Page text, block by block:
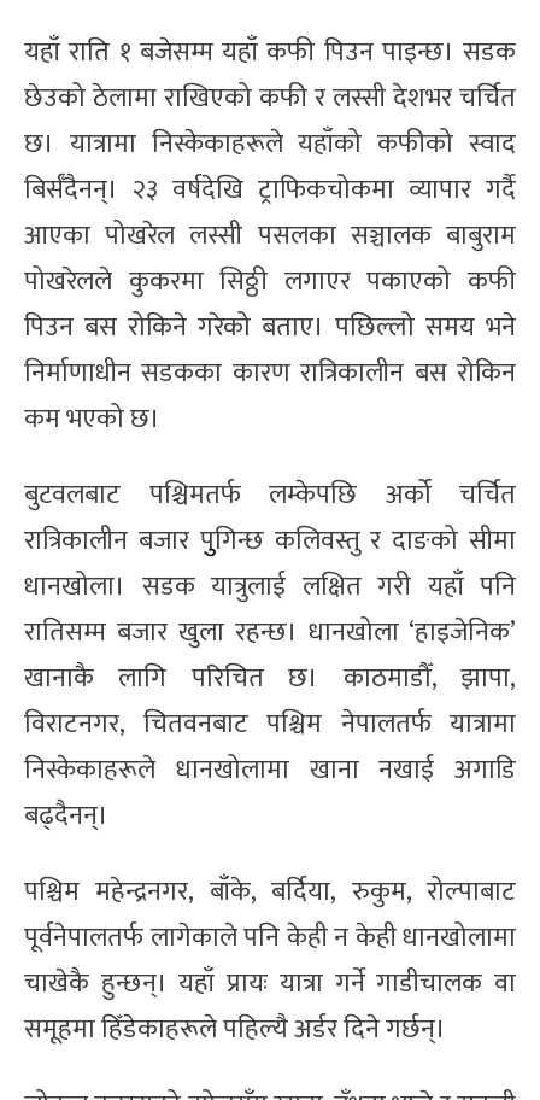
यहाँ राति १ बजेसम्म यहाँ कफी पिउन पाइन्छ। सडक
छेउको ठेलामा राखिएको कफी र लस्सी देशभर चर्चित
छ। यात्रामा निस्केकाहरूले यहाँको कफीको स्वाद
बिर्सँदैनन्। २३ वर्षदेखि ट्राफिकचोकमा व्यापार गर्दै
आएका पोखरेल लस्सी पसलका सञ्चालक बाबुराम
पोखरेलले कुकरमा सिठ्ठी लगाएर पकाएको कफी
पिउन बस रोकिने गरेको बताए। पछिल्लो समय भने
निर्माणाधीन सडकका कारण रात्रिकालीन बस रोकिन
कम भएको छ।
बुटवलबाट पश्चिमतर्फ लम्केपछि अर्को चर्चित
रात्रिकालीन बजार पुुगिन्छ कलिवस्तु र दाङको सीमा
धानखोला। सडक यात्रुलाई लक्षित गरी यहाँ पनि
रातिसम्म बजार खुला रहन्छ। धानखोला ‘हाइजेनिक’
खानाकै लागि परिचित छ। काठमाडौँ, झापा,
विराटनगर, चितवनबाट पश्चिम नेपालतर्फ यात्रामा
निस्केकाहरूले धानखोलामा खाना नखाई अगाडि
बढ्दैनन्।
पश्चिम महेन्द्रनगर, बाँके, बर्दिया, रुकुम, रोल्पाबाट
पूर्वनेपालतर्फ लागेकाले पनि केही न केही धानखोलामा
चाखेकै हुन्छन्। यहाँ प्रायः यात्रा गर्ने गाडीचालक वा
समूहमा हिँडेकाहरूले पहिल्यै अर्डर दिने गर्छन्।